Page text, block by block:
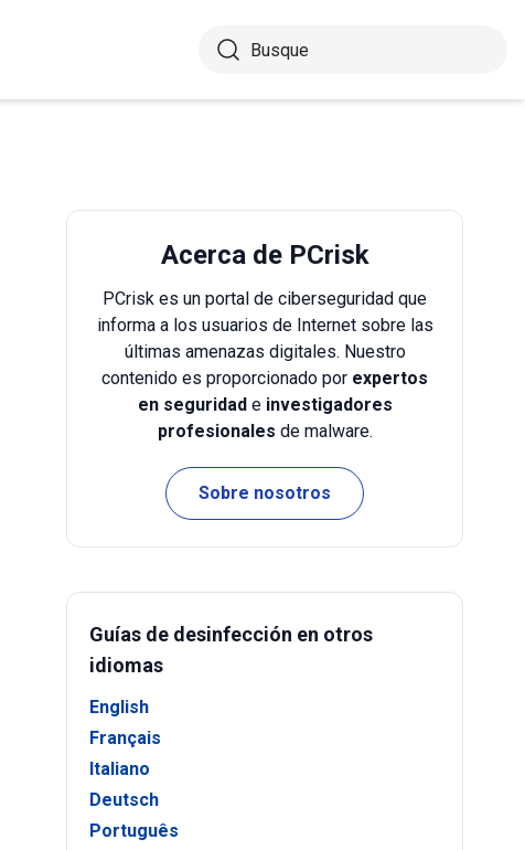
Acerca de PCrisk
PCrisk es un portal de ciberseguridad que
informa a los usuarios de Internet sobre las
últimas amenazas digitales. Nuestro
contenido es proporcionado por expertos
en seguridade investigadores
profesionales de malware.
Sobre nosotros
Guías de desinfección en otros
idiomas
English
Français
Italiano
Deutsch
Português